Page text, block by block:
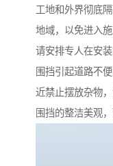
工地和外界彻底
地域，以免进入
请安排专人在安
围挡引起道路不
近禁止摆放杂物
围挡的整洁美观